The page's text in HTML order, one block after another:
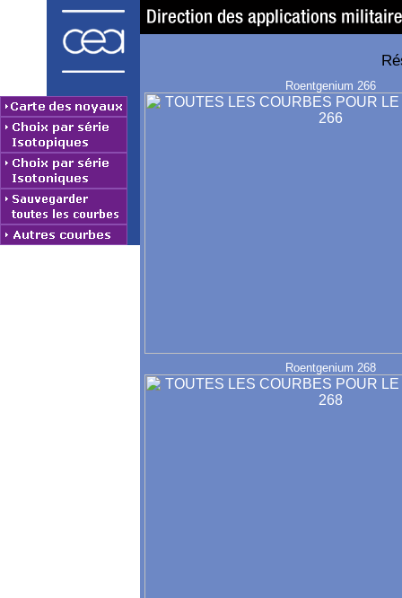
Roentgenium 266
Roentgenium 268